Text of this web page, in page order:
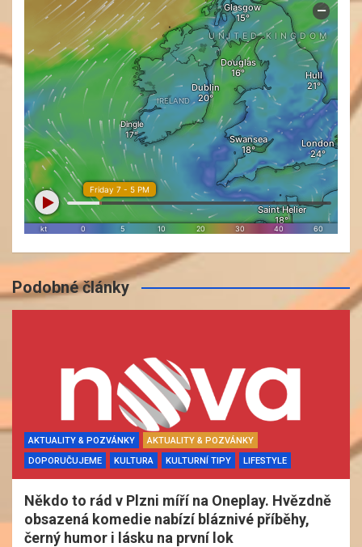
Podobné články
AKTUALITY & POZVÁNKY
AKTUALITY & POZVÁNKY
DOPORUČUJEME
KULTURA KULTURNÍ TIPY LIFESTYLE
Někdo to rád v Plzni míří na Oneplay. Hvězdně
obsazená komedie nabízí bláznivé příběhy,
černý humor i lásku na první lok